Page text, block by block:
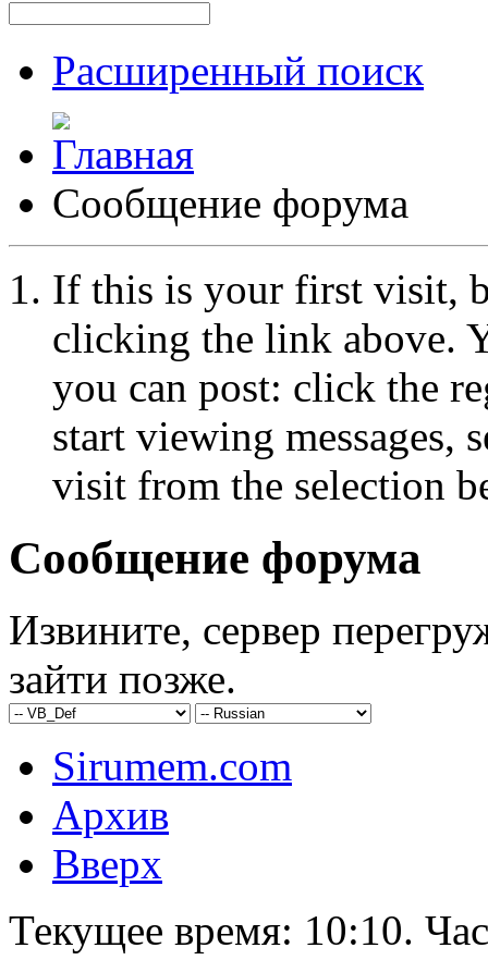
Расширенный поиск
Сообщение форума
If this is your first visit,
clicking the link above.
you can post: click the
start viewing messages,
visit from the selection
Сообщение форума
Извините, сервер
зайти позже.
Sirumem.com
Архив
Вверх
Текущее время: 10:10.